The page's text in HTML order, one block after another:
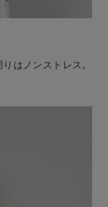
はノンストレス。